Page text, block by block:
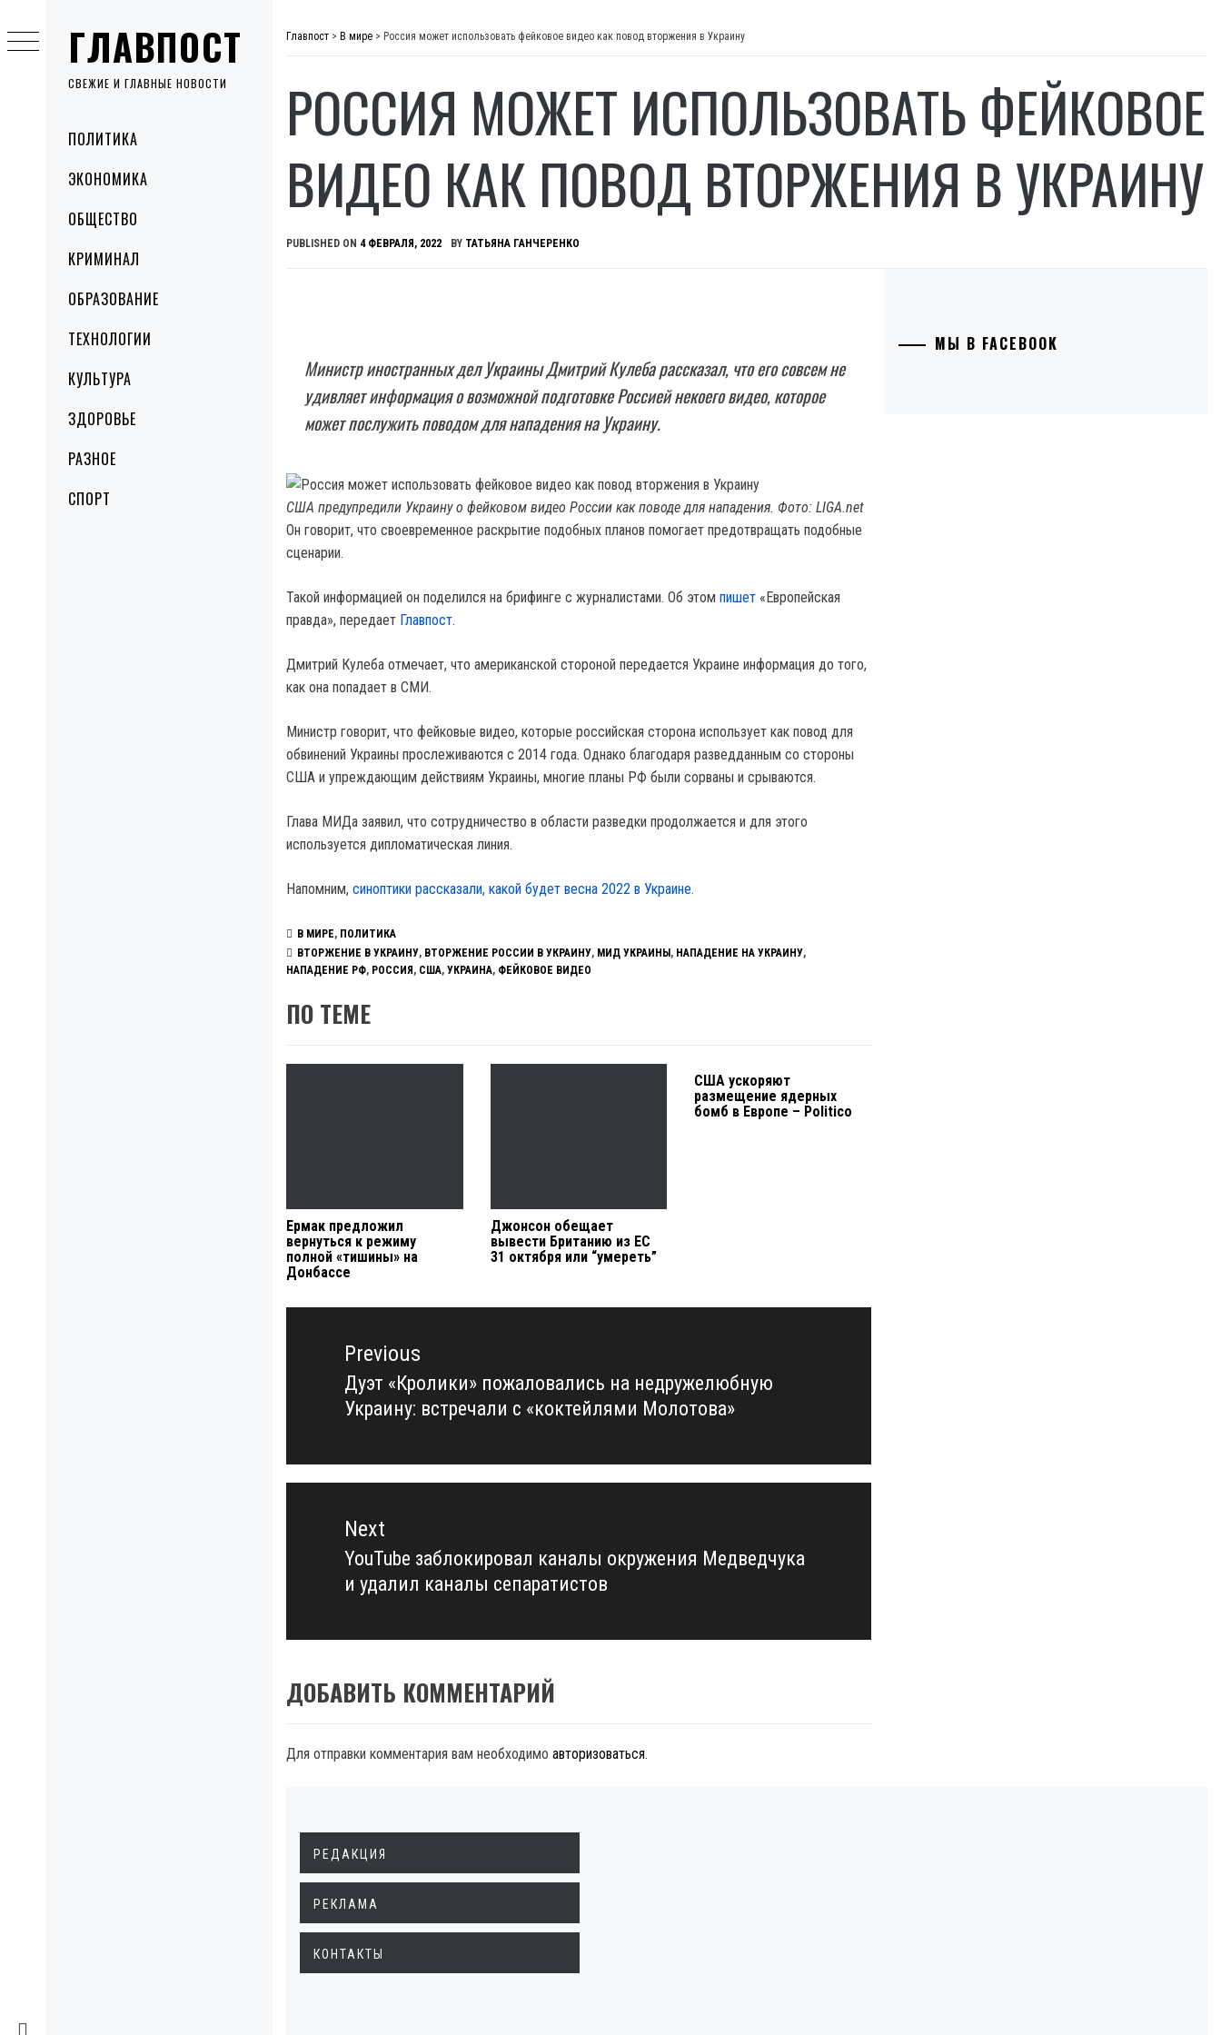
ГЛАВПОСТ
СВЕЖИЕ И ГЛАВНЫЕ НОВОСТИ
MenuПОЛИТИКА
ЭКОНОМИКА
ОБЩЕСТВО
КРИМИНАЛ
ОБРАЗОВАНИЕ
ТЕХНОЛОГИИ
КУЛЬТУРА
ЗДОРОВЬЕ
РАЗНОЕ
СПОРТ
to
content
Главпост > В мире > Россия может использовать фейковое видео как повод вторжения в Украину
РОССИЯ МОЖЕТ ИСПОЛЬЗОВАТЬ ФЕЙКОВОЕ
ВИДЕО КАК ПОВОД ВТОРЖЕНИЯ В УКРАИНУ
PUBLISHED ON 4 ФЕВРАЛЯ, 2022 BY ТАТЬЯНА ГАНЧЕРЕНКО
Министр иностранных дел Украины Дмитрий Кулеба рассказал, что его совсем не
удивляет информация о возможной подготовке Россией некоего видео, которое
может послужить поводом для нападения на Украину.
США предупредили Украину о фейковом видео России как поводе для нападения. Фото: LIGA.net
Он говорит, что своевременное раскрытие подобных планов помогает предотвращать подобные
сценарии.
Такой информацией он поделился на брифинге с журналистами. Об этом пишет «Европейская
правда», передает Главпост.
Дмитрий Кулеба отмечает, что американской стороной передается Украине информация до того,
как она попадает в СМИ.
Министр говорит, что фейковые видео, которые российская сторона использует как повод для
обвинений Украины прослеживаются с 2014 года. Однако благодаря разведданным со стороны
США и упреждающим действиям Украины, многие планы РФ были сорваны и срываются.
Глава МИДа заявил, что сотрудничество в области разведки продолжается и для этого
используется дипломатическая линия.
Напомним, синоптики рассказали, какой будет весна 2022 в Украине.
В МИРЕ, ПОЛИТИКА
ВТОРЖЕНИЕ В УКРАИНУ, ВТОРЖЕНИЕ РОССИИ В УКРАИНУ, МИД УКРАИНЫ , НАПАДЕНИЕ НА УКРАИНУ,
НАПАДЕНИЕ РФ, РОССИЯ , США, УКРАИНА, ФЕЙКОВОЕ ВИДЕО
ПО ТЕМЕ
Ермак предложил
вернуться к режиму
полной «тишины» на
Донбассе
Джонсон обещает
вывести Британию из ЕС
31 октября или “умереть”
США ускоряют
размещение ядерных
бомб в Европе – Politico
Навигация
записямPrevious
Previous
post:
Дуэт «Кролики» пожаловались на недружелюбную
Украину: встречали с «коктейлями Молотова»
Next
Next
post:
YouTube заблокировал каналы окружения Медведчука
и удалил каналы сепаратистов
ДОБАВИТЬ КОММЕНТАРИЙ
Для отправки комментария вам необходимо авторизоваться.
МЫ В FACEBOOK
РЕДАКЦИЯ
РЕКЛАМА
КОНТАКТЫ